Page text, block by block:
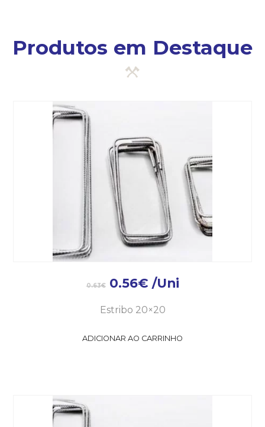
Produtos em Destaque
0.63€ 0.56€ /Uni
Estribo 20×20
ADICIONAR AO CARRINHO